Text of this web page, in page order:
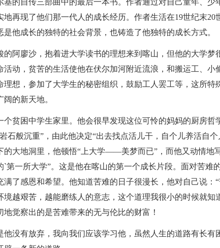
基的自传三部曲中的最后一本书。作者通过对自己童年、少
再现了他们那一代人的成长经历。作者生活在19世纪末20
他成长的独特的社会背景，也铸造了他独特的成长方式。
的阿廖沙，抱着进大学读书的理想来到喀山，但他的大学梦
活动，贫苦的生活使他在伏尔加河附近流浪，和搬运工、小
理想，参加了大学生的秘密组织，鼓励工人罢工等，这所
的新天地。
个贫困中学生家里。他会很早发现这位可怜的妈妈的厨房哲
石般沉重”，由此他决定“出去找点活儿干，自个儿养活自个
的大地洞里，他顿悟“上大学——美梦而已”，而他又动情地
第一所大学”。这是他在喀山的第一个成长片段。面对苦难
了感恩和希望。他知道苦难的日子很漫长，他对自己说：
境越艰苦，越能磨练人的意志，这个道理我很小的时候就知
觉察出的是苦难带来的无与伦比的财富！
他没有放弃，我向我们应该学习他，虽然人生的道路有长有